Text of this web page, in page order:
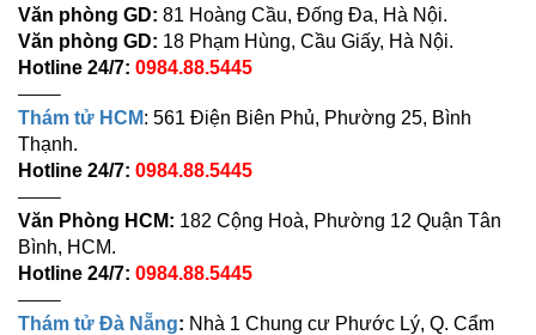
Văn phòng GD: 81 Hoàng Cầu, Đống Đa, Hà Nội.
Văn phòng GD: 18 Phạm Hùng, Cầu Giấy, Hà Nội.
Hotline 24/7: 0984.88.5445
——–
Thám tử HCM: 561 Điện Biên Phủ, Phường 25, Bình
Thạnh.
Hotline 24/7: 0984.88.5445
——–
Văn Phòng HCM: 182 Cộng Hoà, Phường 12 Quận Tân
Bình, HCM.
Hotline 24/7: 0984.88.5445
——–
Thám tử Đà Nẵng: Nhà 1 Chung cư Phước Lý, Q. Cẩm